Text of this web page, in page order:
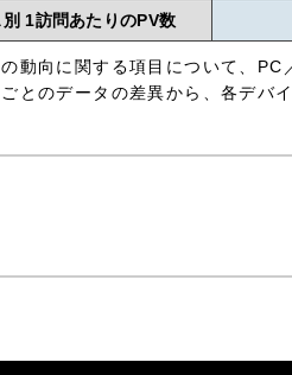
1訪問あたりのPV数
動向に関する項目について、
とのデータの差異から、各デバ